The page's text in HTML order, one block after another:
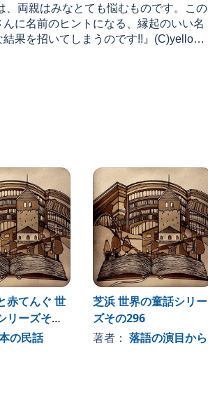
両親はみなとても悩むものです。この
に名前のヒントになる、縁起のいい名
果を招いてしまうのです!!』(C)yellow
赤てんぐ 世
リーズその
の民話
芝浜 世界の童話シリー
ズその296
著者： 落語の演目から